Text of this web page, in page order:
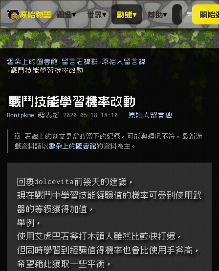
原始物語 圖鑑▾ 世界▾ 動態▾ 幫助▾
搜尋萬物
搜人物、
索引開始
雲朵上的圖書館 留言石碑群
原始人留言碑
戰鬥技能學習機率改動
戰鬥技能學習機率改動
Dontpkme 發表於 2020-05-18 18:10 · 原始人留言碑
※ 石碑上的刻文是當時留下的紀錄，可能與現況不符。最新遊
戲資料請以 雲朵上的圖書館的資料為主。
回覆dolcevita前幾天的建議，
現在戰鬥中學習技能經驗值的機率可受到使用武
器的等級獲得加值，
舉例，
使用艾虎巴石斧打木頭人雖然比較快打爆，
但同時學習到經驗值得機率也會比使用手斧高，
希望藉此獲取一些平衡，